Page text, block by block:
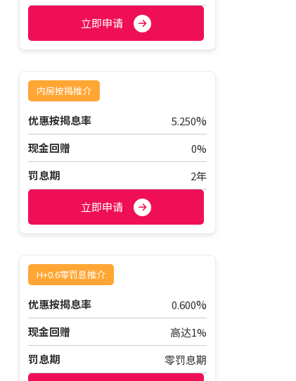
立即申请
内房按揭推介
优惠按揭息率 5.250%
现金回赠
0%
罚息期
2年
立即申请
H+0.6零罚息推介
优惠按揭息率 0.600%
现金回赠
高达1%
罚息期
零罚息期